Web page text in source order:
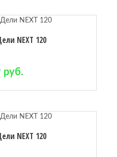
NEXT 120
руб.
NEXT 120